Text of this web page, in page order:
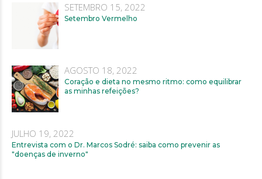
SETEMBRO 15, 2022
Setembro Vermelho
AGOSTO 18, 2022
Coração e dieta no mesmo ritmo: como equilibrar
as minhas refeições?
JULHO 19, 2022
Entrevista com o Dr. Marcos Sodré: saiba como prevenir as
"doenças de inverno"